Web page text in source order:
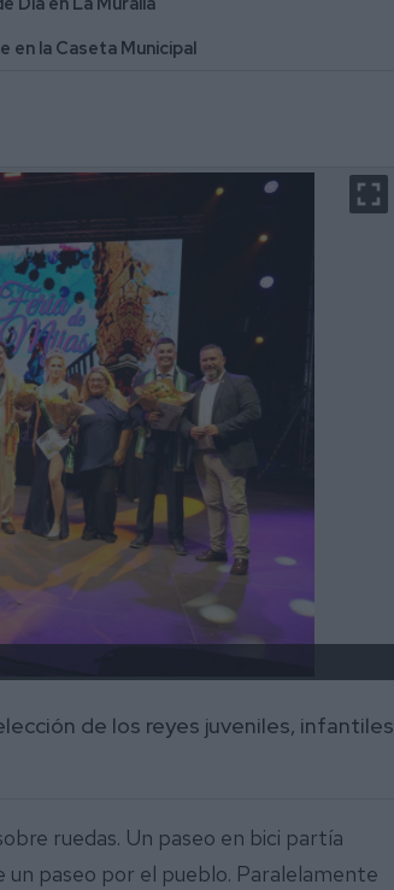
en la Caseta Municipal
de los reyes juveniles, infantiles
ruedas. Un paseo en bici partía
paseo por el pueblo. Paralelamente